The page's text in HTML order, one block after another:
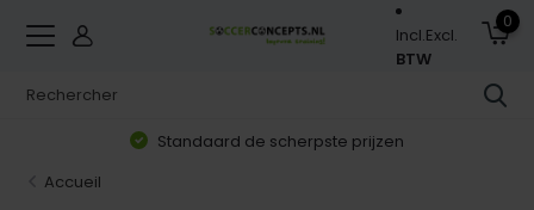
Incl.Excl.
BTW
0
Standaard de scherpste prijzen
Accueil